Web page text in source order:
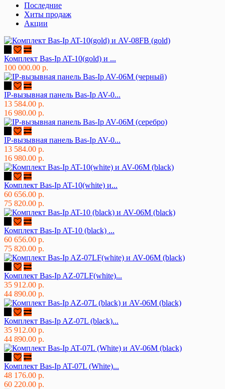
Последние
Хиты продаж
Акции
Комплект Bas-Ip AT-10(gold) и ...
100 000.00 р.
IP-вызывная панель Bas-Ip AV-0...
13 584.00 р.
16 980.00 р.
IP-вызывная панель Bas-Ip AV-0...
13 584.00 р.
16 980.00 р.
Комплект Bas-Ip AT-10(white) и...
60 656.00 р.
75 820.00 р.
Комплект Bas-Ip AT-10 (black) ...
60 656.00 р.
75 820.00 р.
Комплект Bas-Ip AZ-07LF(white)...
35 912.00 р.
44 890.00 р.
Комплект Bas-Ip AZ-07L (black)...
35 912.00 р.
44 890.00 р.
Комплект Bas-Ip AT-07L (White)...
48 176.00 р.
60 220.00 р.